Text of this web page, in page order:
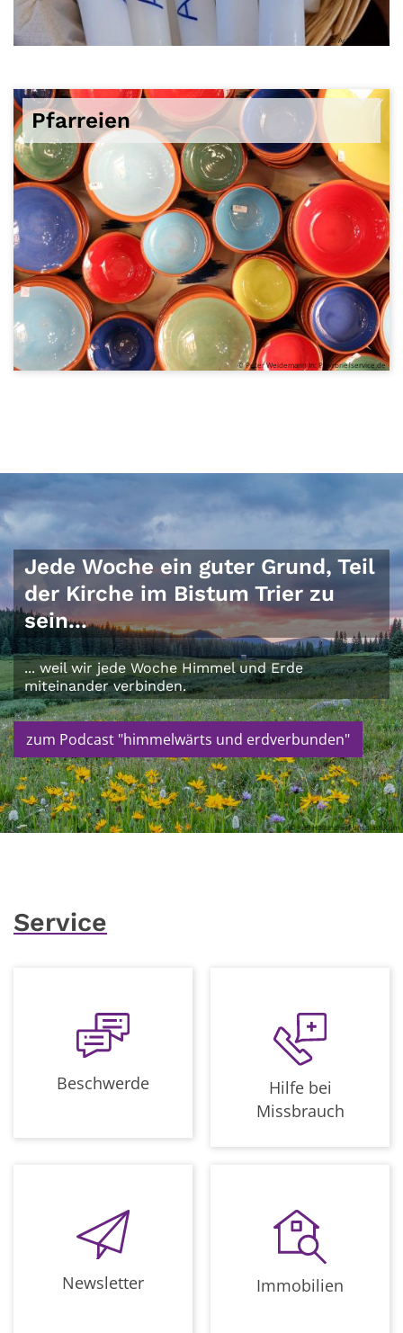
© Achim Thieser
Pfarreien
© Peter Weidemann In: Pfarrbriefservice.de
Jede Woche ein guter Grund, Teil
der Kirche im Bistum Trier zu
sein...
... weil wir jede Woche Himmel und Erde
miteinander verbinden.
zum Podcast "himmelwärts und erdverbunden"
© Joel Holland auf unsplash.com
Service
Beschwerde
Hilfe bei
Missbrauch
Newsletter Immobilien